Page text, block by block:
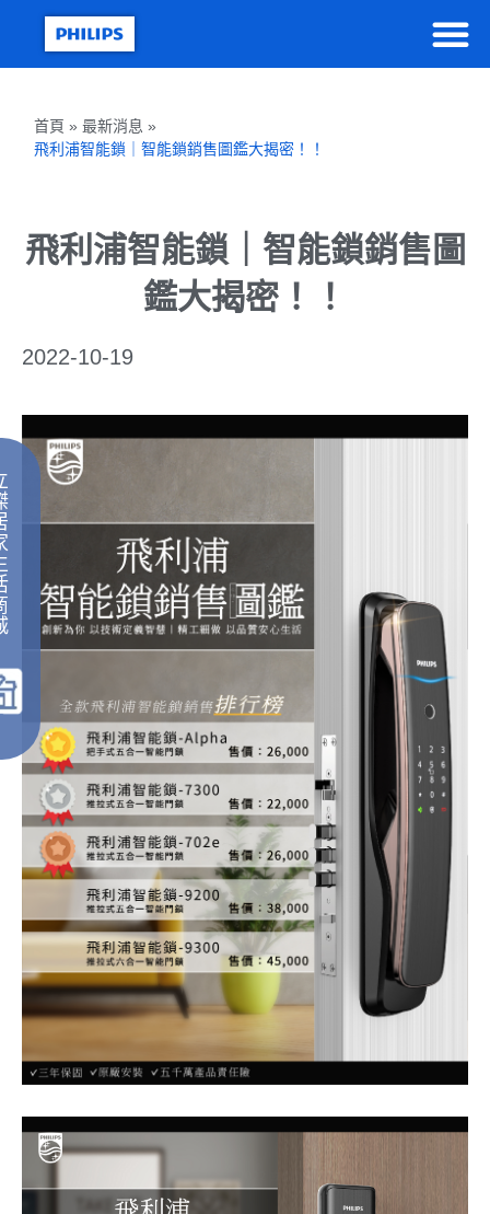
首頁 » 最新消息 »
飛利浦智能鎖｜智能鎖銷售圖鑑大揭密！！
飛利浦智能鎖｜智能鎖銷售圖
鑑大揭密！！
2022-10-19